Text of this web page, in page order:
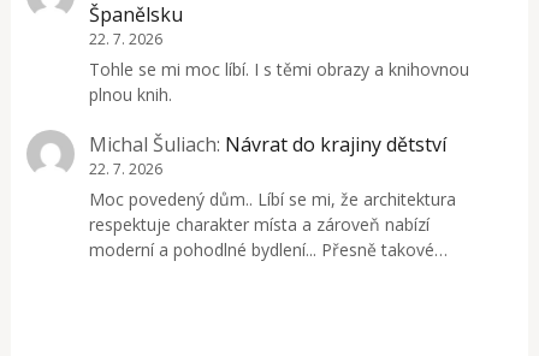
Španělsku
22. 7. 2026
Tohle se mi moc líbí. I s těmi obrazy a knihovnou
plnou knih.
Michal Šuliach: Návrat do krajiny dětství
22. 7. 2026
Moc povedený dům.. Líbí se mi, že architektura
respektuje charakter místa a zároveň nabízí
moderní a pohodlné bydlení... Přesně takové…